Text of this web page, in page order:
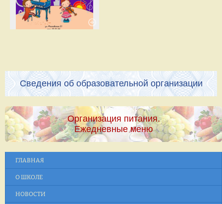
Сведения об образовательной организации
Организация питания.
Ежедневные меню
ГЛАВНАЯ
О ШКОЛЕ
НОВОСТИ